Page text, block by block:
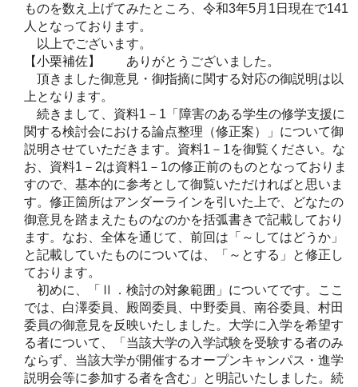
ものを数え上げてみたところ、令和3年5月1日現在で141
人となっております。
以上でございます。
【小栗補佐】 ありがとうございました。
頂きました御意見・御指摘に関する対応の御説明は以
上となります。
続きまして、資料1－1「障害のある学生の修学支援に
関する検討会における論点整理（修正案）」について御
説明させていただきます。資料1－1を御覧ください。な
お、資料1－2は資料1－1の修正前のものとなっておりま
すので、基本的に参考として御覧いただければと思いま
す。修正箇所はアンダーラインを引いた上で、どなたの
御意見を踏まえたものなのかを括弧書きで記載しており
ます。なお、全体を通じて、前回は「～してはどうか」
と記載していたものについては、「～とする」と修正し
ております。
初めに、「Ⅱ．検討の対象範囲」についてです。ここ
では、白澤委員、殿岡委員、中野委員、南谷委員、村田
委員の御意見を反映いたしました。大学に入学を希望す
る者について、「当該大学の入学試験を受験する者のみ
ならず、当該大学が開催するオープンキャンパス・進学
説明会等に参加する者を含む」と明記いたしました。続